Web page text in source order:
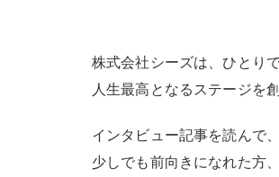
株式会社シーズは、ひとり
人生最高となるステージを
インタビュー記事を読んで
少しでも前向きになれた方